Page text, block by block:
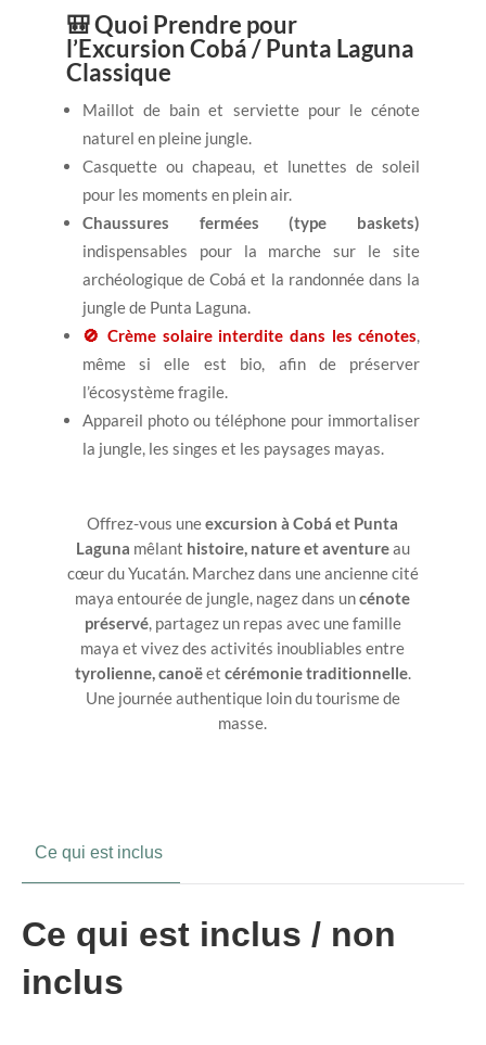
🎒 Quoi Prendre pour
l’Excursion Cobá / Punta Laguna
Classique
Maillot de bain et serviette pour le cénote
naturel en pleine jungle.
Casquette ou chapeau, et lunettes de soleil
pour les moments en plein air.
Chaussures fermées (type baskets)
indispensables pour la marche sur le site
archéologique de Cobá et la randonnée dans la
jungle de Punta Laguna.
🚫 Crème solaire interdite dans les cénotes,
même si elle est bio, afin de préserver
l’écosystème fragile.
Appareil photo ou téléphone pour immortaliser
la jungle, les singes et les paysages mayas.
Offrez-vous uneexcursion à Cobá et Punta
Laguna mêlant histoire, nature et aventureau
cœur du Yucatán. Marchez dans une ancienne cité
maya entourée de jungle, nagez dans uncénote
préservé, partagez un repas avec une famille
maya et vivez des activités inoubliables entre
tyrolienne, canoëet cérémonie traditionnelle.
Une journée authentique loin du tourisme de
masse.
Ce qui est inclus
Ce qui est inclus / non
inclus